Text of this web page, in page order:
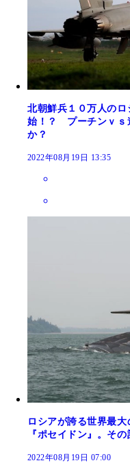
北朝鮮兵１０万人の
始！？ プーチンｖｓ
か？
2022年08月19日 13:35
ロシアが誇る世界最
『ポセイドン』。そ
2022年08月19日 07:00